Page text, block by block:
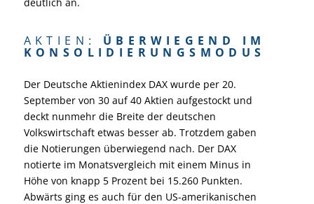
AKTIEN: ÜBERWIEGEND IM
KONSOLIDIERUNGSMODUS
Der Deutsche Aktienindex DAX wurde per 20.
September von 30 auf 40 Aktien aufgestockt und
deckt nunmehr die Breite der deutschen
Volkswirtschaft etwas besser ab. Trotzdem gaben
die Notierungen überwiegend nach. Der DAX
notierte im Monatsvergleich mit einem Minus in
Höhe von knapp 5 Prozent bei 15.260 Punkten.
Abwärts ging es auch für den US-amerikanischen